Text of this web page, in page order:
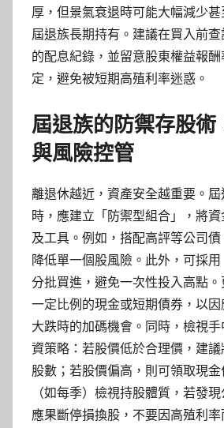
厚，但景氣衰退時可能大幅減少
屆退族長期持有。建議在買入前
的配息紀錄，並留意股東權益報
定，避免被短期高殖利率迷惑。
屆退族的防禦存股術
與風險控管
離退休越近，資產安全越重要。
時，應建立「防禦型組合」，將
及工具。例如，搭配高評等公司債
降低單一個股風險。此外，可採
分批買進，避免一次性投入高點
一定比例的現金或短期債券，以
大跌時的加碼機會。同時，檢視
資策略：若股價低於合理價，建
股數；若股價偏高，則可領取現
（如每季）檢視持股體質，若發
應果斷停損換股，不要因高殖利